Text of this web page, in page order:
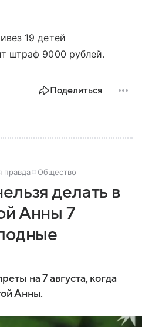
19 детей
штраф 9000 рублей.
Поделиться
правда Общество
делать в
Анны 7
на 7 августа, когда
Анны.